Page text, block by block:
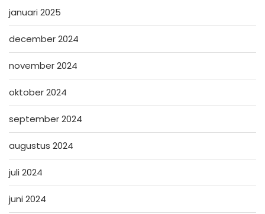
januari 2025
december 2024
november 2024
oktober 2024
september 2024
augustus 2024
juli 2024
juni 2024